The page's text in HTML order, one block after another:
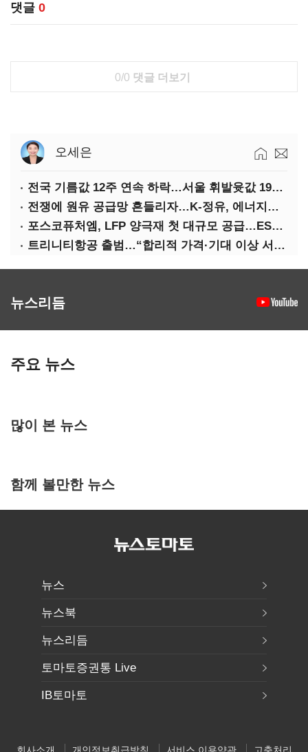
댓글 0
0/0 댓글 더보기
오세은
전국 기름값 12주 연속 하락…서울 휘발윳값 1909원
전쟁에 원유 공급망 흔들리자…K-정유, 에너지안보 핵심으로 재부상
포스코퓨처엠, LFP 양극재 첫 대규모 공급…ESS 시장 공략
트리니티항공 출범…“합리적 가격·기대 이상 서비스로 승부”
뉴스리듬
주요 뉴스
많이 본 뉴스
함께 볼만한 뉴스
뉴스
뉴스북
뉴스리듬
토마토증권통 Live
IB토마토